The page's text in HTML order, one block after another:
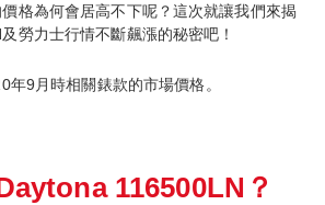
格為何會居高不下呢？這次就讓我們來揭
勞力士行情不斷飆漲的秘密吧！
9月時相關錶款的市場價格。
116500LN？